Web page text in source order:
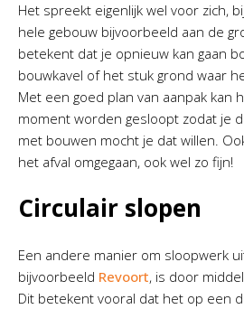
Het spreekt eigenlijk wel voor zich,
hele gebouw bijvoorbeeld aan de
betekent dat je opnieuw kan gaan
bouwkavel of het stuk grond waar
Met een goed plan van aanpak kan
moment worden gesloopt zodat je
met bouwen mocht je dat willen.
het afval omgegaan, ook wel zo fijn!
Circulair slopen
Een andere manier om sloopwerk
bijvoorbeeld Revoort, is door
Dit betekent vooral dat het op een